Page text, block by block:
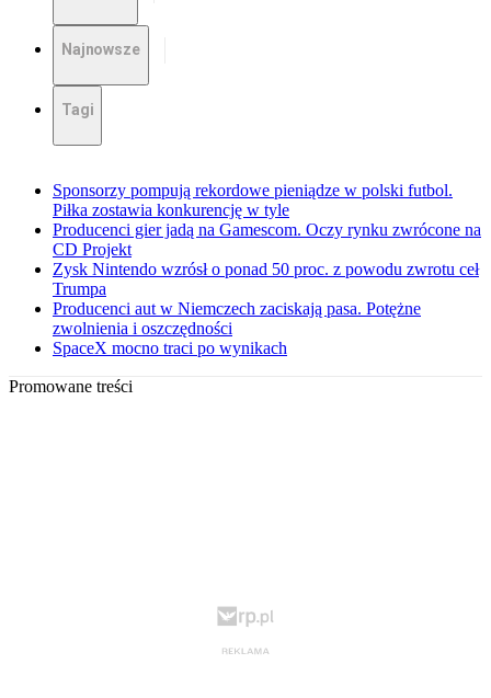
Najnowsze
Tagi
Sponsorzy pompują rekordowe pieniądze w polski futbol.
Piłka zostawia konkurencję w tyle
Producenci gier jadą na Gamescom. Oczy rynku zwrócone na
CD Projekt
Zysk Nintendo wzrósł o ponad 50 proc. z powodu zwrotu ceł
Trumpa
Producenci aut w Niemczech zaciskają pasa. Potężne
zwolnienia i oszczędności
SpaceX mocno traci po wynikach
Promowane treści